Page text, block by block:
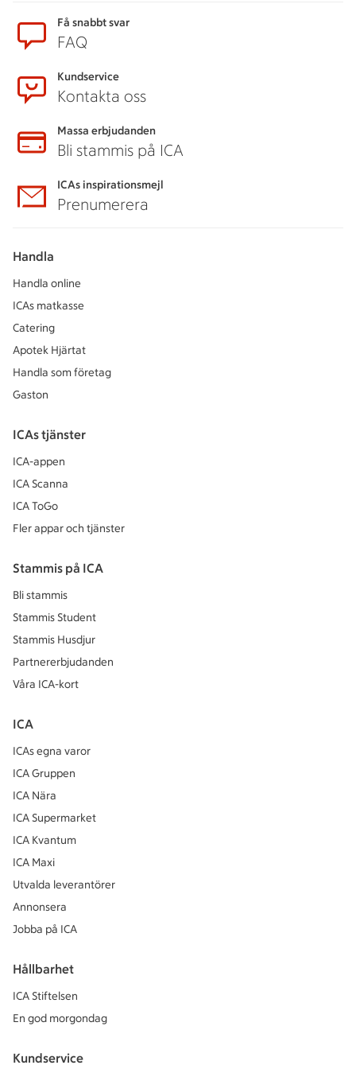
Få snabbt svar
FAQ
Kundservice
Kontakta oss
Massa erbjudanden
Bli stammis på ICA
ICAs inspirationsmejl
Prenumerera
Handla
Handla online
ICAs matkasse
Catering
Apotek Hjärtat
Handla som företag
Gaston
ICAs tjänster
ICA-appen
ICA Scanna
ICA ToGo
Fler appar och tjänster
Stammis på ICA
Bli stammis
Stammis Student
Stammis Husdjur
Partnererbjudanden
Våra ICA-kort
ICA
ICAs egna varor
ICA Gruppen
ICA Nära
ICA Supermarket
ICA Kvantum
ICA Maxi
Utvalda leverantörer
Annonsera
Jobba på ICA
Hållbarhet
ICA Stiftelsen
En god morgondag
Kundservice